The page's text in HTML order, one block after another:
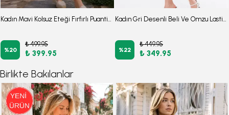
%20
₺ 499.95
₺ 399.95 %22
₺ 449.95
₺ 349.95
Birlikte Bakılanlar